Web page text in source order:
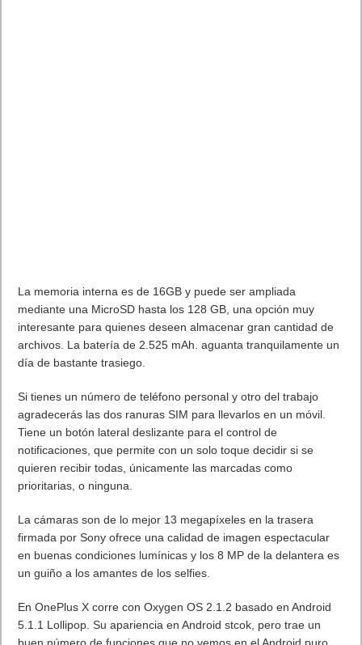
La memoria interna es de 16GB y puede ser ampliada
mediante una MicroSD hasta los 128 GB, una opción muy
interesante para quienes deseen almacenar gran cantidad de
archivos. La batería de 2.525 mAh. aguanta tranquilamente un
día de bastante trasiego.
Si tienes un número de teléfono personal y otro del trabajo
agradecerás las dos ranuras SIM para llevarlos en un móvil.
Tiene un botón lateral deslizante para el control de
notificaciones, que permite con un solo toque decidir si se
quieren recibir todas, únicamente las marcadas como
prioritarias, o ninguna.
La cámaras son de lo mejor 13 megapíxeles en la trasera
firmada por Sony ofrece una calidad de imagen espectacular
en buenas condiciones lumínicas y los 8 MP de la delantera es
un guiño a los amantes de los selfies.
En OnePlus X corre con Oxygen OS 2.1.2 basado en Android
5.1.1 Lollipop. Su apariencia en Android stcok, pero trae un